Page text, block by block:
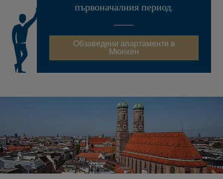
първоначалния период.
Обзаведени апартаменти в
Мюнхен